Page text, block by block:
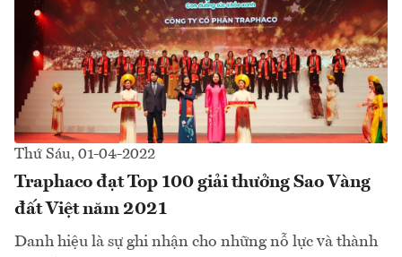
Thứ Sáu, 01-04-2022
Traphaco đạt Top 100 giải thưởng Sao Vàng
đất Việt năm 2021
Danh hiệu là sự ghi nhận cho những nỗ lực và thành